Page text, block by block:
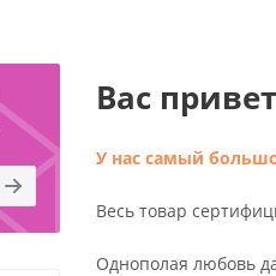
Вас
У нас самый
Весь товар
Однополая любовь